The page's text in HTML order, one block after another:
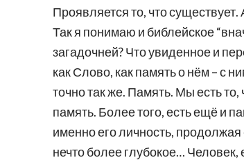
Проявляется то, что существует.
Так я понимаю и библейское
загадочней? Что увиденное и
как Слово, как память о нём – с
точно так же. Память. Мы есть
память. Более того, есть ещё и
именно его личность, продолжая
нечто более глубокое… Человек,